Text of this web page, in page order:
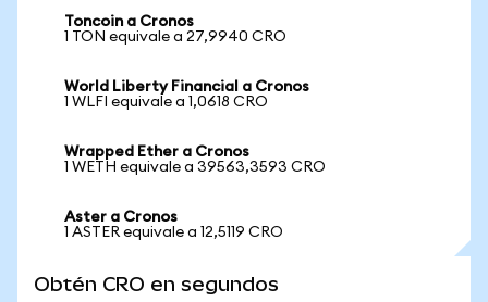
Toncoin a Cronos
1 TON equivale a 27,9940 CRO
World Liberty Financial a Cronos
1 WLFI equivale a 1,0618 CRO
Wrapped Ether a Cronos
1 WETH equivale a 39563,3593 CRO
Aster a Cronos
1 ASTER equivale a 12,5119 CRO
Obtén CRO en segundos